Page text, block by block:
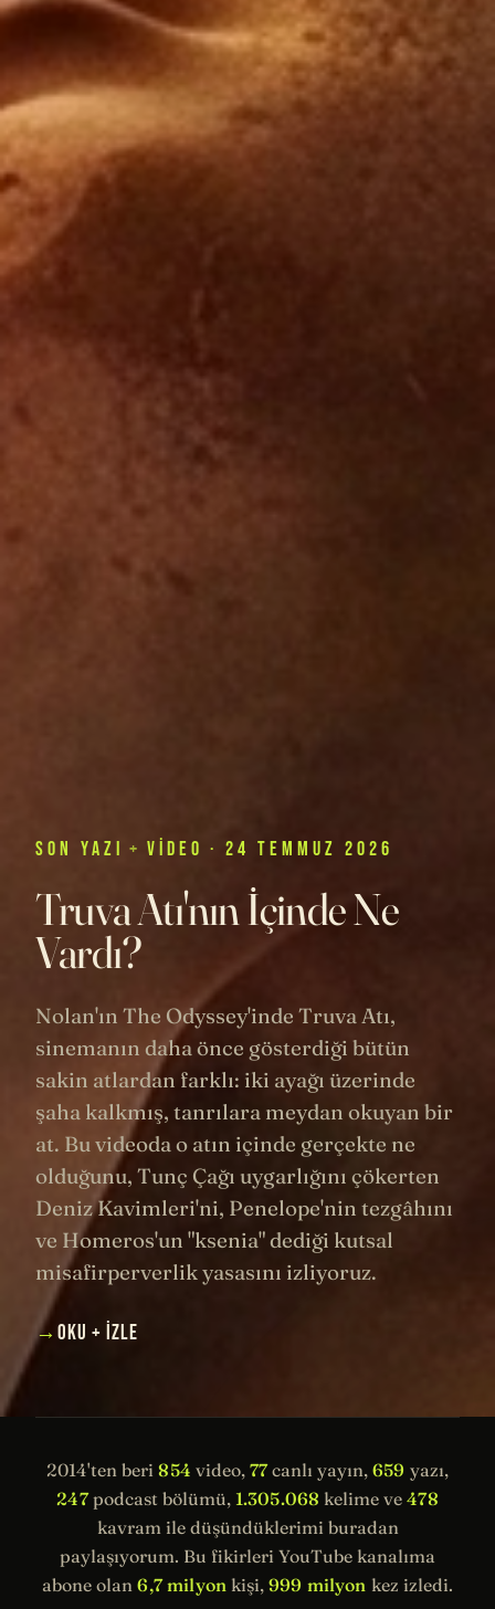
SON YAZI + VIDEO · 24 TEMMUZ 2026
Truva Atı'nın İçinde Ne
Vardı?
Nolan'ın The Odyssey'inde Truva Atı,
sinemanın daha önce gösterdiği bütün
sakin atlardan farklı: iki ayağı üzerinde
şaha kalkmış, tanrılara meydan okuyan bir
at. Bu videoda o atın içinde gerçekte ne
olduğunu, Tunç Çağı uygarlığını çökerten
Deniz Kavimleri'ni, Penelope'nin tezgâhını
ve Homeros'un "ksenia" dediği kutsal
misafirperverlik yasasını izliyoruz.
→ OKU + İZLE
2014'ten beri854 video, 77canlı yayın,659 yazı,
247podcast bölümü, 1.305.068 kelime ve478
kavram ile düşündüklerimi buradan
paylaşıyorum. Bu fikirleri YouTube kanalıma
abone olan6,7 milyon kişi, 999 milyon kez izledi.